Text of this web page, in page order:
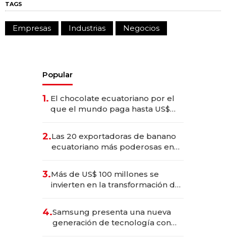
TAGS
Empresas Industrias Negocios
Popular
1. El chocolate ecuatoriano por el
que el mundo paga hasta US$
2.Las 20 exportadoras de banano
ecuatoriano más poderosas en
3.Más de US$ 100 millones se
invierten en la transformación de
4.Samsung presenta una nueva
generación de tecnología con